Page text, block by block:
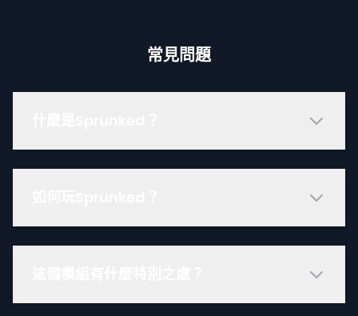
常見問題